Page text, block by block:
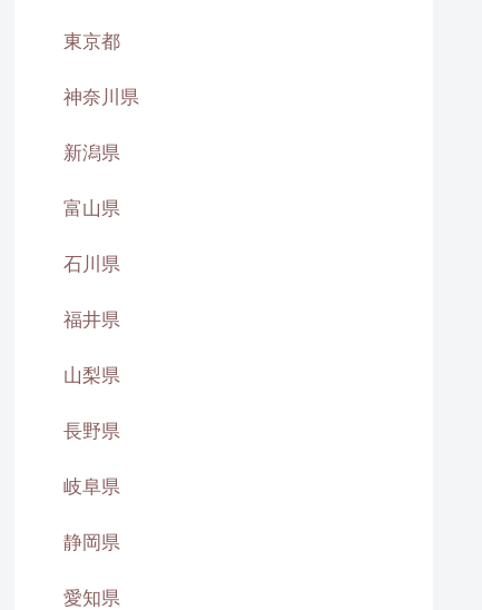
東京都
神奈川県
新潟県
富山県
石川県
福井県
山梨県
長野県
岐阜県
静岡県
愛知県